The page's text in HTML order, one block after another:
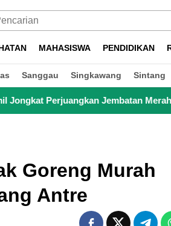
MAHASISWA PENDIDIKAN
Sanggau Singkawang Sintang
Merah Putih, Anak Sekolah
Goreng Murah
Antre